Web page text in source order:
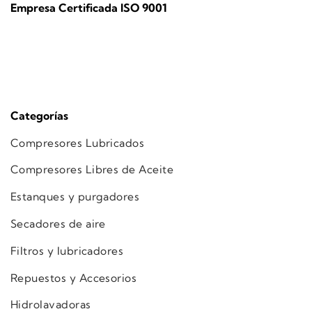
Categorías
Compresores Lubricados
Compresores Libres de Aceite
Estanques y purgadores
Secadores de aire
Filtros y lubricadores
Repuestos y Accesorios
Hidrolavadoras
Empresa Certificada ISO 9001